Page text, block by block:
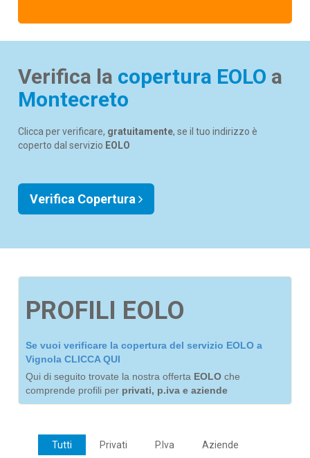
Verifica la copertura EOLO a
Montecreto
Clicca per verificare, gratuitamente, se il tuo indirizzo è
coperto dal servizio EOLO
Verifica Copertura
PROFILI EOLO
Se vuoi verificare la copertura del servizio EOLO a
Vignola CLICCA QUI
Qui di seguito trovate la nostra offerta EOLO che
comprende profili per privati, p.iva e aziende
Tutti Privati P.Iva Aziende